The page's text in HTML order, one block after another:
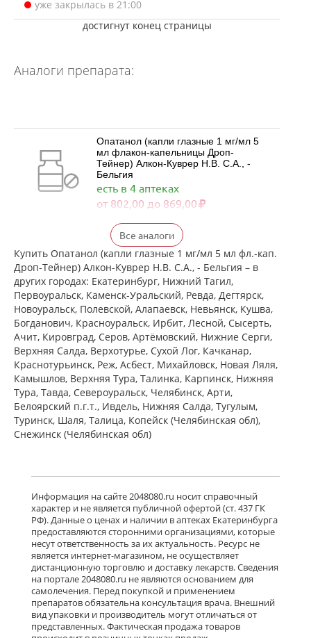
уже закрылась в 21:00
достигнут конец страницы
Аналоги препарата:
Опатанол (капли глазные 1 мг/мл 5
мл флакон-капельницы Дроп-
Тейнер) Алкон-Куврер Н.В. С.А., -
Бельгия
есть в 4 аптеках
от 802,00 до 869,00
Визаллергол (капли глазные 0.2% 2,5
мл фл.) Сентисс Фарма Пвт.Лтд -
Индия
есть в 3 аптеках
от 427,00 до 746,00
Олопаталлерг (капли глазные 0,1% 5
мл флакон-капельница)
К.О.Ромфарм Компани С.Р.Л. -
Румыния
Нет в аптеках города
Олофтадин ЭКО Аннул. (капли
глазные 1 мг/мл 5 мл № 1 фл.)
Варшавский фармацевтический
завод Польфа АО Польша
Олоридин (капли глазные 0.1 % 5 мл
флакон-капельница) Гротекс ООО г.
Санкт-Петербург Россия
есть в 2 аптеках
от 682,00 до 727,00
Олапасан (капли глазные 0.2 % 2.5
мл фл.-кап. (1)) Сан Фармасьютикал
Индастриз Лтд Индия
есть в 2 аптеках
от 598,00 до 625,00
Все аналоги
Купить Опатанол (капли глазные 1 мг/мл 5 мл фл.-кап.
Дроп-Тейнер) Алкон-Куврер Н.В. С.А., - Бельгия – в
других городах: Екатеринбург, Нижний Тагил,
Первоуральск, Каменск-Уральский, Ревда, Дегтярск,
Новоуральск, Полевской, Алапаевск, Невьянск, Кушва,
Богданович, Красноуральск, Ирбит, Лесной, Сысерть,
Ачит, Кировград, Серов, Артёмовский, Нижние Cерги,
Верхняя Салда, Верхотурье, Сухой Лог, Качканар,
Краснотурьинск, Реж, Асбест, Михайловск, Новая Ляля,
Камышлов, Верхняя Тура, Талинка, Карпинск, Нижняя
Тура, Тавда, Североуральск, Челябинск, Арти,
Белоярский п.г.т., Ивдель, Нижняя Салда, Тугулым,
Туринск, Шаля, Талица, Копейск (Челябинская обл),
Снежинск (Челябинская обл)
Информация на сайте 2048080.ru носит справочный
характер и не является публичной офертой (ст. 437 ГК
РФ). Данные о ценах и наличии в аптеках Екатеринбурга
предоставляются сторонними организациями, которые
несут ответственность за их актуальность. Ресурс не
является интернет-магазином, не осуществляет
дистанционную торговлю и доставку лекарств. Сведения
на портале 2048080.ru не являются основанием для
самолечения. Перед покупкой и применением
препаратов обязательна консультация врача. Внешний
вид упаковки и производитель могут отличаться от
представленных. Фактическая продажа товаров